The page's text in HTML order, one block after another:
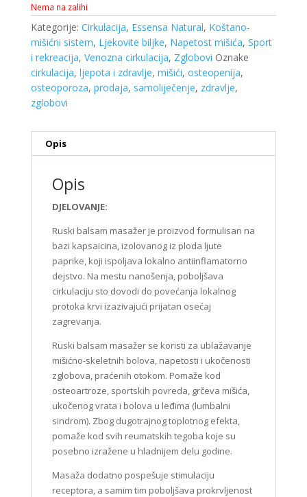
Nema na zalihi
Kategorije: Cirkulacija, Essensa Natural, Koštano-
mišićni sistem, Ljekovite biljke, Napetost mišića, Sport
i rekreacija, Venozna cirkulacija, Zglobovi Oznake
cirkulacija, ljepota i zdravlje, mišići, osteopenija,
osteoporoza, prodaja, samoliječenje, zdravlje,
zglobovi
Opis
Opis
DJELOVANJE:
Ruski balsam masažer je proizvod formulisan na
bazi kapsaicina, izolovanog iz ploda ljute
paprike, koji ispoljava lokalno antiinflamatorno
dejstvo. Na mestu nanošenja, poboljšava
cirkulaciju sto dovodi do povećanja lokalnog
protoka krvi izazivajući prijatan osećaj
zagrevanja.
Ruski balsam masažer se koristi za ublažavanje
mišićno-skeletnih bolova, napetosti i ukočenosti
zglobova, praćenih otokom. Pomaže kod
osteoartroze, sportskih povreda, grčeva mišića,
ukočenog vrata i bolova u leđima (lumbalni
sindrom). Zbog dugotrajnog toplotnog efekta,
pomaže kod svih reumatskih tegoba koje su
posebno izražene u hladnijem delu godine.
Masaža dodatno pospešuje stimulaciju
receptora, a samim tim poboljšava prokrvljenost